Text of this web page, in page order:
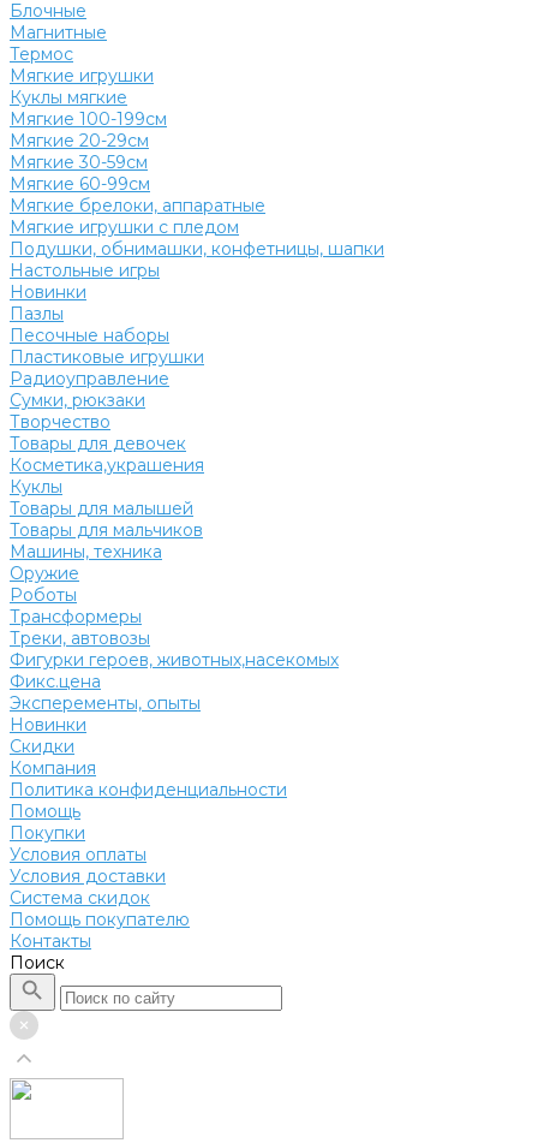
Блочные
Магнитные
Термос
Мягкие игрушки
Куклы мягкие
Мягкие 100-199см
Мягкие 20-29см
Мягкие 30-59см
Мягкие 60-99см
Мягкие брелоки, аппаратные
Мягкие игрушки с пледом
Подушки, обнимашки, конфетницы, шапки
Настольные игры
Новинки
Пазлы
Песочные наборы
Пластиковые игрушки
Радиоуправление
Сумки, рюкзаки
Творчество
Товары для девочек
Косметика,украшения
Куклы
Товары для малышей
Товары для мальчиков
Машины, техника
Оружие
Роботы
Трансформеры
Треки, автовозы
Фигурки героев, животных,насекомых
Фикс.цена
Эксперементы, опыты
Новинки
Скидки
Компания
Политика конфиденциальности
Помощь
Покупки
Условия оплаты
Условия доставки
Система скидок
Помощь покупателю
Контакты
Поиск